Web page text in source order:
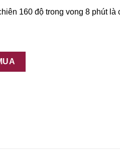
160 độ trong vong 8 phút là